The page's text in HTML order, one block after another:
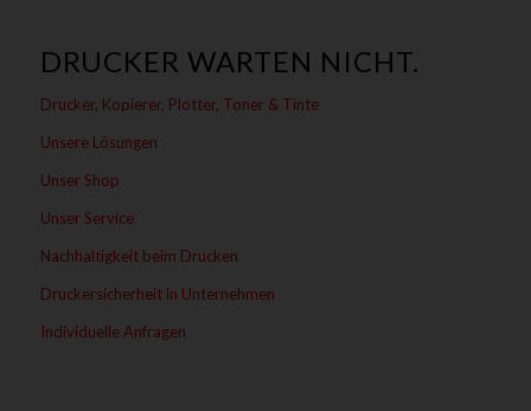
DRUCKER WARTEN NICHT.
Drucker, Kopierer, Plotter, Toner & Tinte
Unsere Lösungen
Unser Shop
Unser Service
Nachhaltigkeit beim Drucken
Druckersicherheit in Unternehmen
Individuelle Anfragen